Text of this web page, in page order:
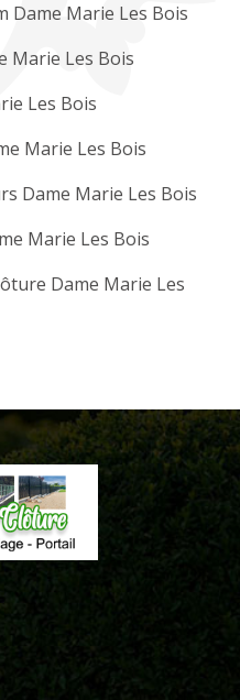
Dame Marie Les Bois
Marie Les Bois
Les Bois
Marie Les Bois
Dame Marie Les Bois
Marie Les Bois
Dame Marie Les